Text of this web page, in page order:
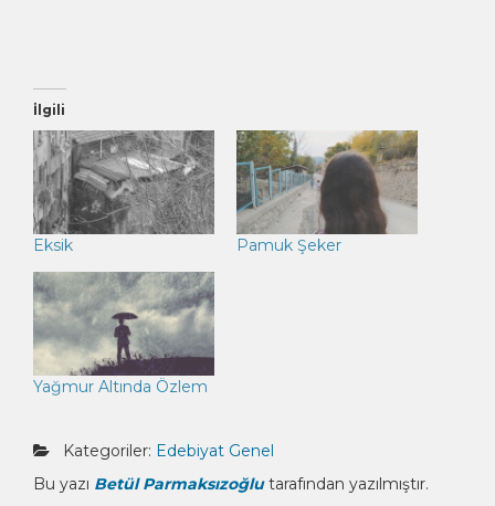
İlgili
Eksik Pamuk Şeker
Yağmur Altında Özlem
Kategoriler: Edebiyat Genel
Bu yazı Betül Parmaksızoğlutarafından yazılmıştır.